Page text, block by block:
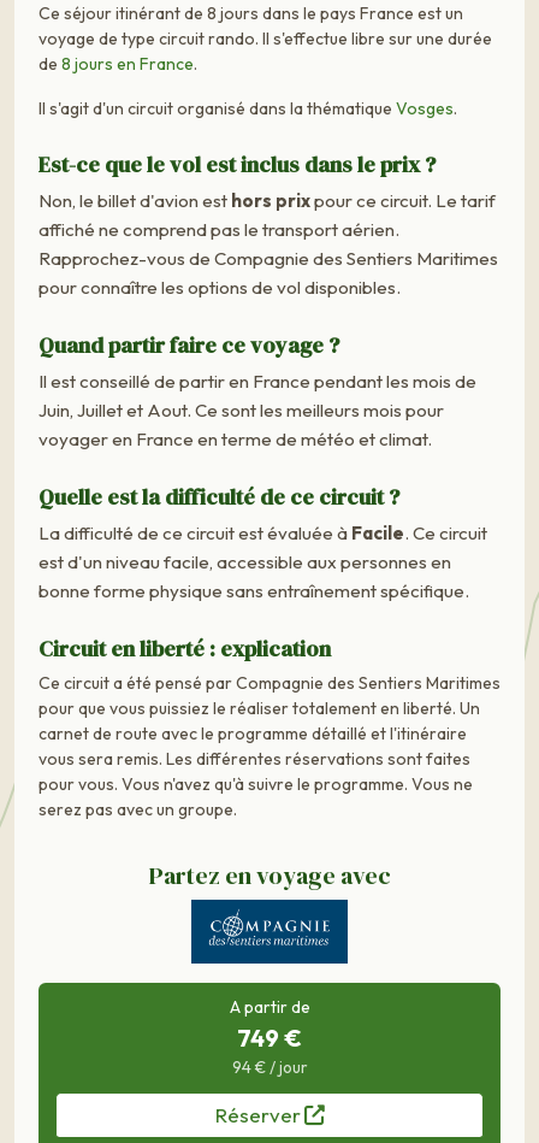
Ce séjour itinérant de 8 jours dans le pays France est un
voyage de type circuit rando. Il s'effectue libre sur une durée
de 8 jours en France.
Il s'agit d'un circuit organisé dans la thématique Vosges.
Est-ce que le vol est inclus dans le prix ?
Non, le billet d'avion est hors prixpour ce circuit. Le tarif
affiché ne comprend pas le transport aérien.
Rapprochez-vous de Compagnie des Sentiers Maritimes
pour connaître les options de vol disponibles.
Quand partir faire ce voyage ?
Il est conseillé de partir en France pendant les mois de
Juin, Juillet et Aout. Ce sont les meilleurs mois pour
voyager en France en terme de météo et climat.
Quelle est la difficulté de ce circuit ?
La difficulté de ce circuit est évaluée à Facile. Ce circuit
est d'un niveau facile, accessible aux personnes en
bonne forme physique sans entraînement spécifique.
Circuit en liberté : explication
Ce circuit a été pensé par Compagnie des Sentiers Maritimes
pour que vous puissiez le réaliser totalement en liberté. Un
carnet de route avec le programme détaillé et l'itinéraire
vous sera remis. Les différentes réservations sont faites
pour vous. Vous n'avez qu'à suivre le programme. Vous ne
serez pas avec un groupe.
Partez en voyage avec
A partir de
749 €
94 € / jour
Réserver